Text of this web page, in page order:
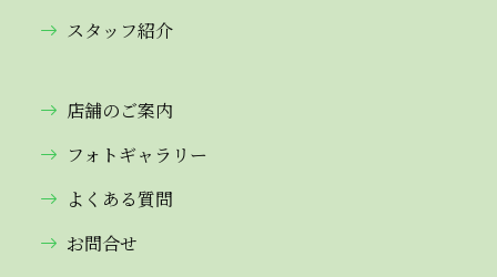
スタッフ紹介
店舗のご案内
フォトギャラリー
よくある質問
お問合せ